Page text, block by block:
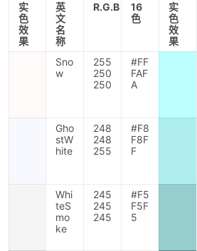
实
色
效
果
英
文
名
称
R.G.B
16
色
实
色
效
果
Sno
w
255
250
250
#FF
FAF
A
Gho
stW
hite
248
248
255
#F8
F8F
F
Whi
teS
mo
ke
245
245
245
#F5
F5F
5